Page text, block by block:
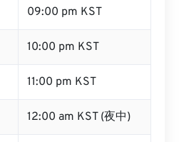
09:00 pm KST
10:00 pm KST
11:00 pm KST
12:00 am KST (夜中)